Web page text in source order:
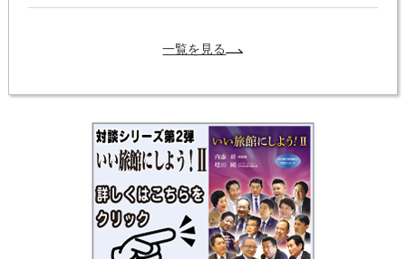
一覧を見る